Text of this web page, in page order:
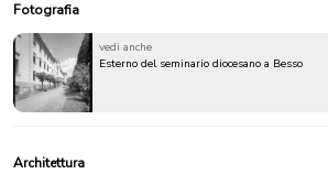
Fotografia
vedi anche
Esterno del seminario diocesano a Besso
Architettura